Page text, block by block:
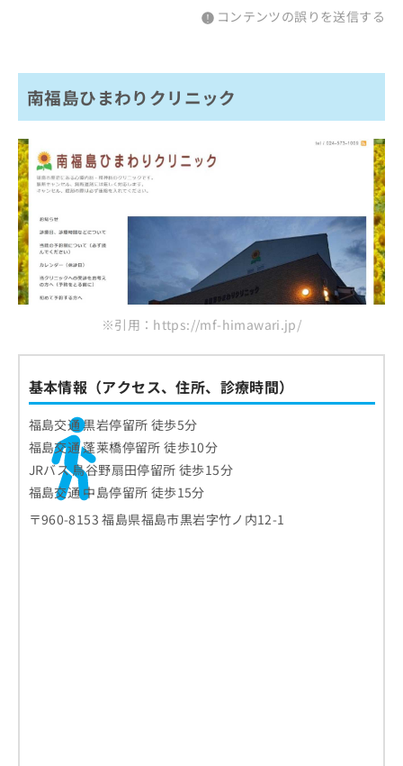
コンテンツの誤りを送信する
南福島ひまわりクリニック
※引用：https://mf-himawari.jp/
基本情報（アクセス、住所、診療時間）
福島交通 黒岩停留所 徒歩5分
福島交通 蓬莱橋停留所 徒歩10分
JRバス 鳥谷野扇田停留所 徒歩15分
福島交通 中島停留所 徒歩15分
〒960-8153 福島県福島市黒岩字竹ノ内12-1